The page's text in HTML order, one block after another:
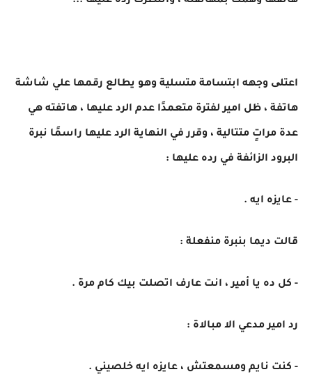
اعتلی وجهه ابتسامة متسلية وهو يطالع رقمها علي شاشة
هاتفة ، ظل امير لفترة متعمدًا عدم الرد عليها ، هاتفته هي
عدة مراتٍ متتالية ، وقرر في النهاية الرد عليها راسمًا نبرة
البرود الزائفة في رده عليها :
- عايزه ايه .
قالت ديما بنبرة منفعلة :
- كل ده يا أمير ، انت عارف اتصلت بيك كام مرة .
رد امير مدعي الا مبالاة :
- كنت نايم ومسمعتش ، عايزه ايه خلصيني .